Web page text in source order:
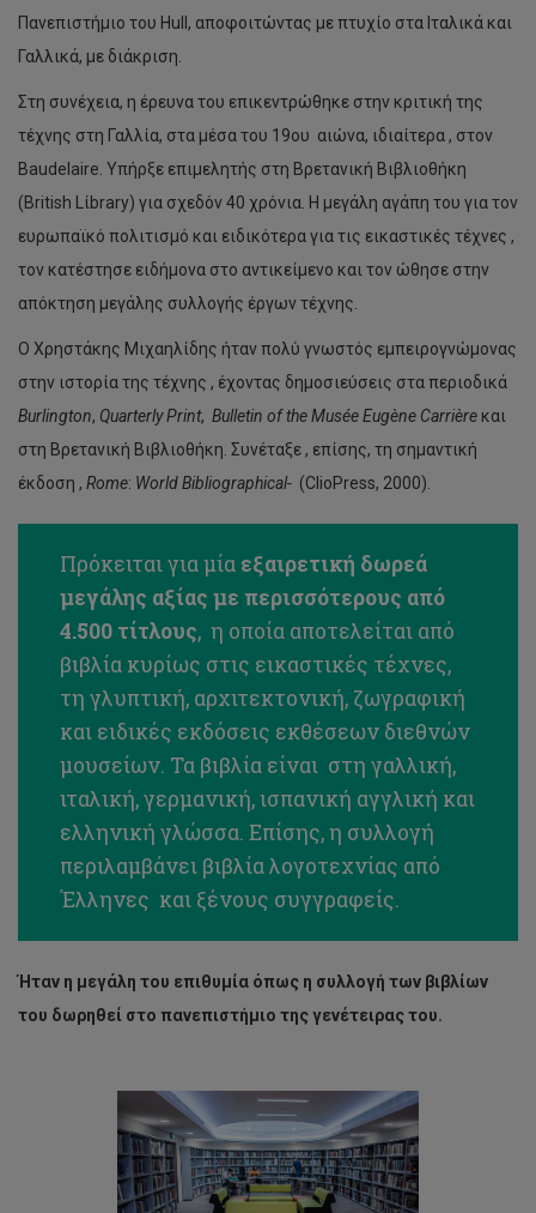
Πανεπιστήμιο του Hull, αποφοιτώντας με πτυχίο στα Ιταλικά και
Γαλλικά, με διάκριση.
Στη συνέχεια, η έρευνα του επικεντρώθηκε στην κριτική της
τέχνης στη Γαλλία, στα μέσα του 19ου αιώνα, ιδιαίτερα , στον
Baudelaire. Υπήρξε επιμελητής στη Βρετανική Βιβλιοθήκη
(British Lίbrary) για σχεδόν 40 χρόνια. Η μεγάλη αγάπη του για τον
ευρωπαϊκό πολιτισμό και ειδικότερα για τις εικαστικές τέχνες ,
τον κατέστησε ειδήμονα στο αντικείμενο και τον ώθησε στην
απόκτηση μεγάλης συλλογής έργων τέχνης.
Ο Χρηστάκης Μιχαηλίδης ήταν πολύ γνωστός εμπειρογνώμονας
στην ιστορία της τέχνης , έχοντας δημοσιεύσεις στα περιοδικά
Burlington, QuarterlyPrint, Bulletin oftheMuséeEugène Carrière και
στη Βρετανική Βιβλιοθήκη. Συνέταξε , επίσης, τη σημαντική
έκδοση , Rome: WorldBibliographical- (CΙioPress, 2000).
Πρόκειται για μία εξαιρετική δωρεά
μεγάλης αξίας με περισσότερους από
4.500 τίτλους, η οποία αποτελείται από
βιβλία κυρίως στις εικαστικές τέχνες,
τη γλυπτική, αρχιτεκτονική, ζωγραφική
και ειδικές εκδόσεις εκθέσεων διεθνών
μουσείων. Τα βιβλία είναι στη γαλλική,
ιταλική, γερμανική, ισπανική αγγλική και
ελληνική γλώσσα. Επίσης, η συλλογή
περιλαμβάνει βιβλία λογοτεχνίας από
Έλληνες και ξένους συγγραφείς.
Ήταν η μεγάλη του επιθυμία όπως η συλλογή των βιβλίων
του δωρηθεί στο πανεπιστήμιο της γενέτειρας του.